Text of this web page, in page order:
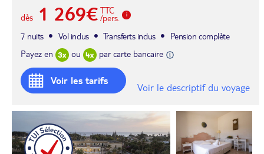
dès 1 269€ TTC
/pers.
7 nuits
Vol inclus Transferts inclus
Pension complète
Payez en
ou par carte bancaire
Voir les tarifs
Voir le descriptif du voyage